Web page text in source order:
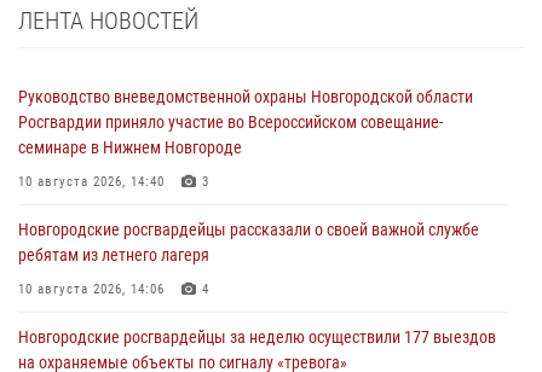
ЛЕНТА НОВОСТЕЙ
Руководство вневедомственной охраны Новгородской области
Росгвардии приняло участие во Всероссийском совещание-
семинаре в Нижнем Новгороде
10 августа 2026, 14:40 3
Новгородские росгвардейцы рассказали о своей важной службе
ребятам из летнего лагеря
10 августа 2026, 14:06 4
Новгородские росгвардейцы за неделю осуществили 177 выездов
на охраняемые объекты по сигналу «тревога»